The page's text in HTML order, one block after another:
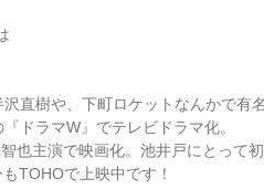
直樹や、下町ロケットなんかで有
ドラマW』でテレビドラマ化。
也主演で映画化。池井戸にとって初
TOHOで上映中です！